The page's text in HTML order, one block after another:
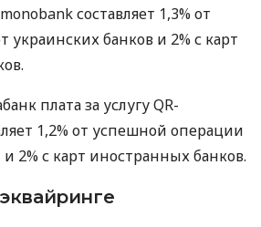
составляет 1,3% от
украинских банков и 2% с карт
плата за услугу QR-
1,2% от успешной операции
2% с карт иностранных банков.